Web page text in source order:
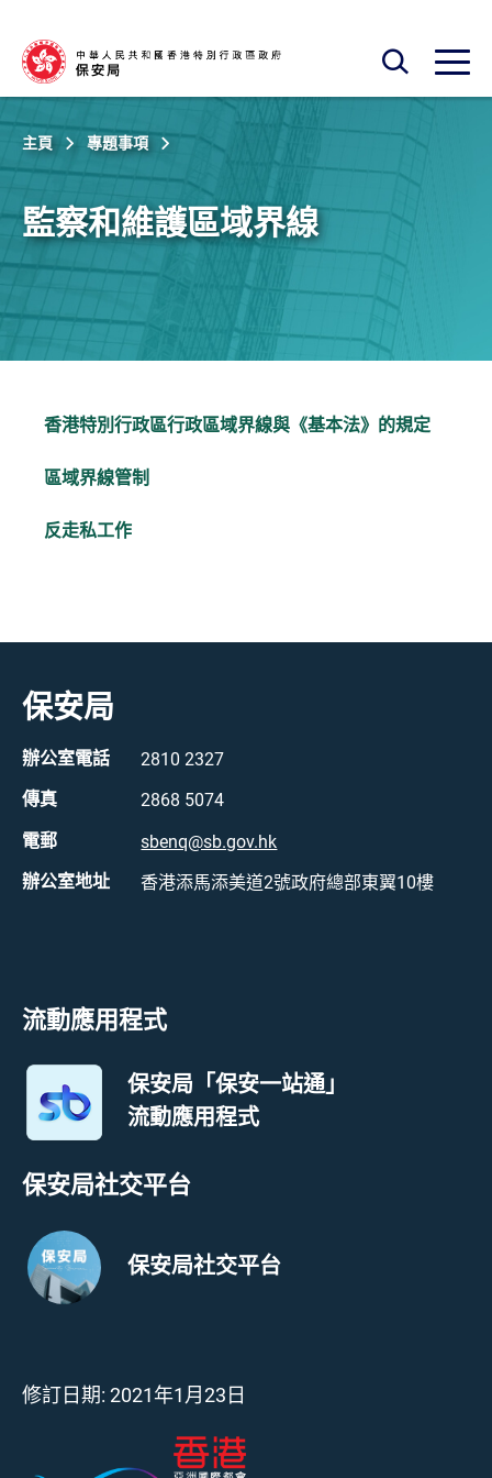
開啟搜尋框
開啟
主頁 專題事項
監察和維護區域界線
香港特別行政區行政區域界線與《基本法》的規定
區域界線管制
反走私工作
保安局
辦公室電話 2810 2327
傳真 2868 5074
電郵 sbenq@sb.gov.hk
辦公室地址 香港添馬添美道2號政府總部東翼10樓
流動應用程式
保安局「保安一站通」
流動應用程式
保安局社交平台
保安局社交平台
修訂日期:2021年1月23日